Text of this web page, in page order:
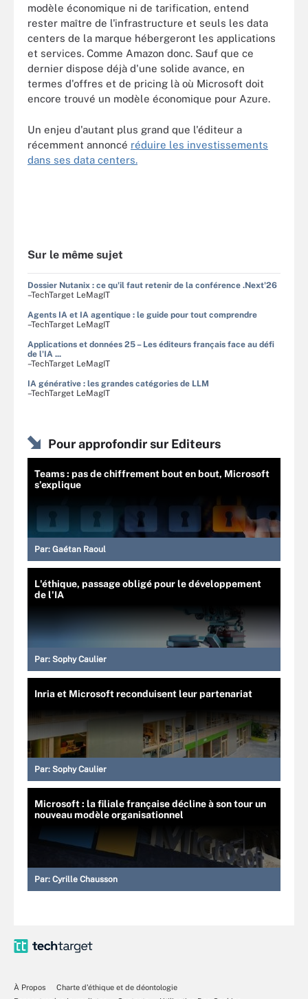
modèle économique ni de tarification, entend
rester maître de l'infrastructure et seuls les data
centers de la marque hébergeront les applications
et services. Comme Amazon donc. Sauf que ce
dernier dispose déjà d'une solide avance, en
termes d'offres et de pricing là où Microsoft doit
encore trouvé un modèle économique pour Azure.
Un enjeu d'autant plus grand que l'éditeur a
récemment annoncé réduire les investissements
dans ses data centers.
Sur le même sujet
Dossier Nutanix : ce qu'il faut retenir de la conférence .Next'26
–TechTarget LeMagIT
Agents IA et IA agentique : le guide pour tout comprendre
–TechTarget LeMagIT
Applications et données 25 – Les éditeurs français face au défi
de l'IA ...
–TechTarget LeMagIT
IA générative : les grandes catégories de LLM
–TechTarget LeMagIT
Pour approfondir sur Editeurs
Teams : pas de chiffrement bout en bout, Microsoft
s’explique
Par: Gaétan Raoul
L'éthique, passage obligé pour le développement
de l'IA
Par: Sophy Caulier
Inria et Microsoft reconduisent leur partenariat
Par: Sophy Caulier
Microsoft : la filiale française décline à son tour un
nouveau modèle organisationnel
Par: Cyrille Chausson
À Propos
Charte d’éthique et de déontologie